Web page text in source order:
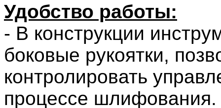
Удобство работы:
- В конструкции
боковые рукоятки,
контролировать
процессе шлифования.